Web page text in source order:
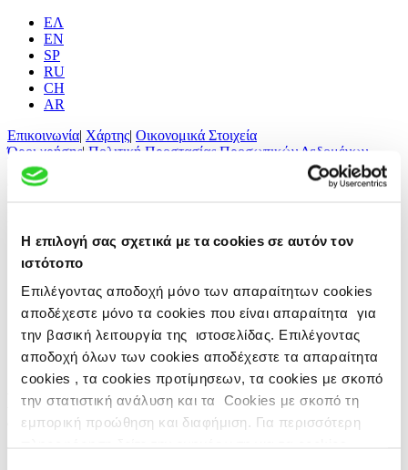
Η επιλογή σας σχετικά με τα cookies σε αυτόν τον
ιστότοπο
Επιλέγοντας αποδοχή μόνο των απαραίτητων cookies
αποδέχεστε μόνο τα cookies που είναι απαραίτητα για
την βασική λειτουργία της ιστοσελίδας. Επιλέγοντας
αποδοχή όλων των cookies αποδέχεστε τα απαραίτητα
cookies , τα cookies προτίμησεων, τα cookies με σκοπό
την στατιστική ανάλυση και τα Cookies με σκοπό τη
εμπορική προώθηση και διαφήμιση. Για περισσότερη
ΕΛ
EN
SP
RU
CH
AR
Επικοινωνία| Χάρτης| Οικονομικά Στοιχεία
Όροι χρήσης| Πολιτική Προστασίας Προσωπικών Δεδομένων
(Απορρήτου)
© 2014-2026 BIANEΞ Α.Ε.
Ιστορία
Εξέλιξη
Έρευνα
Ανθρώπινο Δυναμικό
Marketing
Εταιρική Κοινωνική Ευθύνη
Εταιρικός Κώδικας Δεοντολογίας
Ποιότητα στην Παραγωγή - Φροντίδα για
τον Άνθρωπο